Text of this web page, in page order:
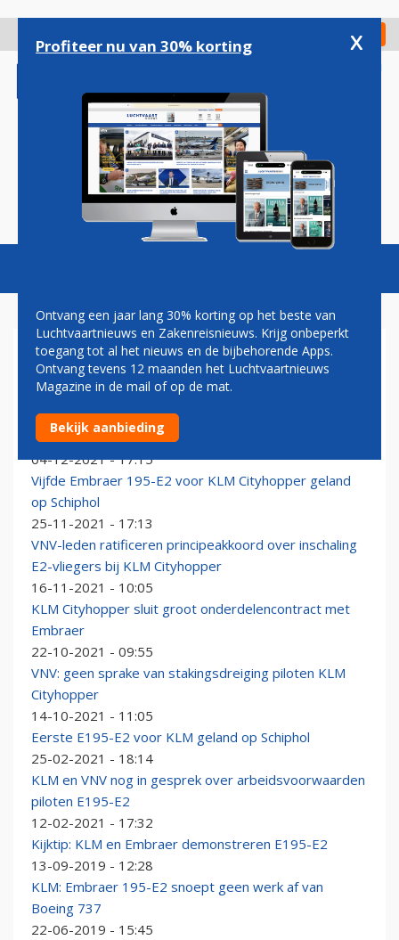
gaan
Check in
Magazine Podcasts Vacatures
EMBRAER 195-E2
KLM Cityhopper ontvangt laatste Embraer 195-E2 van
dit jaar
04-12-2021 - 17:15
Vijfde Embraer 195-E2 voor KLM Cityhopper geland
op Schiphol
25-11-2021 - 17:13
VNV-leden ratificeren principeakkoord over inschaling
E2-vliegers bij KLM Cityhopper
16-11-2021 - 10:05
KLM Cityhopper sluit groot onderdelencontract met
Embraer
22-10-2021 - 09:55
VNV: geen sprake van stakingsdreiging piloten KLM
Cityhopper
14-10-2021 - 11:05
Eerste E195-E2 voor KLM geland op Schiphol
25-02-2021 - 18:14
KLM en VNV nog in gesprek over arbeidsvoorwaarden
piloten E195-E2
12-02-2021 - 17:32
Kijktip: KLM en Embraer demonstreren E195-E2
13-09-2019 - 12:28
KLM: Embraer 195-E2 snoept geen werk af van
Boeing 737
22-06-2019 - 15:45
Profiteer nu van 30% korting x
Ontvang een jaar lang 30% korting op het beste van
Luchtvaartnieuws en Zakenreisnieuws. Krijg onbeperkt
toegang tot al het nieuws en de bijbehorende Apps.
Ontvang tevens 12 maanden het Luchtvaartnieuws
Magazine in de mail of op de mat.
Bekijk aanbieding